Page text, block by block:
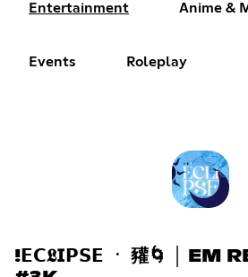
Entertainment Anime &
Events Roleplay
!𝗘𝗖𝕷𝗜𝗣𝗦𝗘 ㆍ 䝔🌀 │ EM